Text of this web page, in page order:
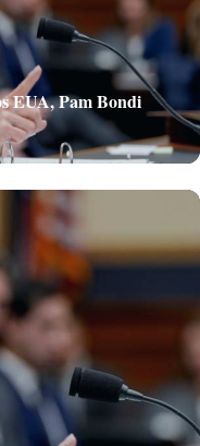
EUA, Pam Bondi